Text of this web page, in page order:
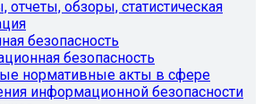
обзоры, статистическая
безопасность
безопасность
нормативные акты в сфере
информационной безопасности